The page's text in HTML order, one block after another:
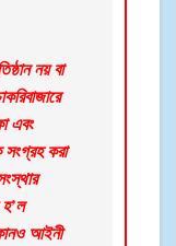
নয় বা
এবং
সংগ্রহ করা
আইনী